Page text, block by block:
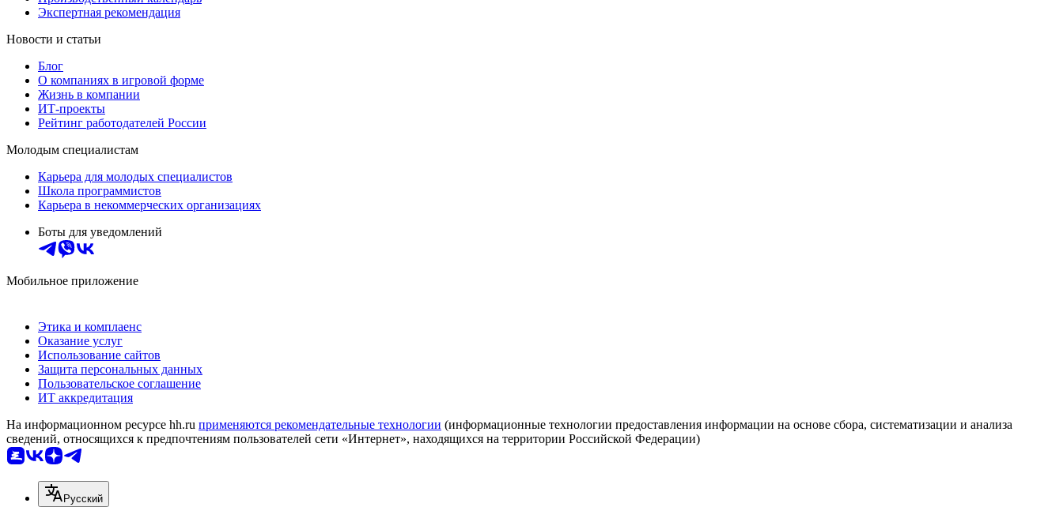
Экспертная рекомендация
Новости и статьи
Блог
О компаниях в игровой форме
Жизнь в компании
ИТ-проекты
Рейтинг работодателей России
Молодым специалистам
Карьера для молодых специалистов
Школа программистов
Карьера в некоммерческих организациях
Боты для уведомлений
Мобильное приложение
Этика и комплаенс
Оказание услуг
Использование сайтов
Защита персональных данных
Пользовательское соглашение
ИТ аккредитация
На информационном ресурсе hh.ru применяются рекомендательные технологии (информационные технологии предоставления информации на основе сбора, систематизации и анализа
сведений, относящихся к предпочтениям пользователей сети «Интернет», находящихся на территории Российской Федерации)
Русский